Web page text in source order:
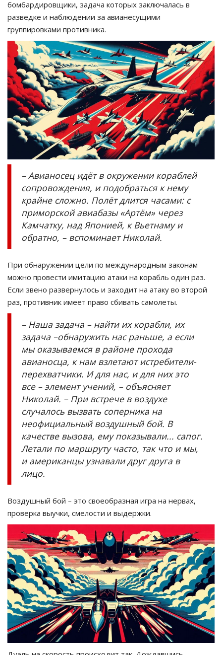
бомбардировщики, задача которых заключалась в
разведке и наблюдении за авианесущими
группировками противника.
– Авианосец идёт в окружении кораблей
сопровождения, и подобраться к нему
крайне сложно. Полёт длится часами: с
приморской авиабазы «Артём» через
Камчатку, над Японией, к Вьетнаму и
обратно, – вспоминает Николай.
При обнаружении цели по международным законам
можно провести имитацию атаки на корабль один раз.
Если звено развернулось и заходит на атаку во второй
раз, противник имеет право сбивать самолеты.
– Наша задача – найти их корабли, их
задача –обнаружить нас раньше, а если
мы оказываемся в районе прохода
авианосца, к нам взлетают истребители-
перехватчики. И для нас, и для них это
все – элемент учений, – объясняет
Николай. – При встрече в воздухе
случалось вызвать соперника на
неофициальный воздушный бой. В
качестве вызова, ему показывали... сапог.
Летали по маршруту часто, так что и мы,
и американцы узнавали друг друга в
лицо.
Воздушный бой – это своеобразная игра на нервах,
проверка выучки, смелости и выдержки.